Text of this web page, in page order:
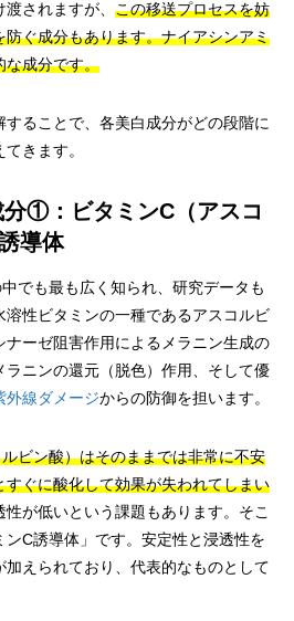
されますが、 この移送プロセスを妨
ぐ成分もあります。ナイアシンアミ
な成分です。
ることで、各美白成分がどの段階に
きます。
分①：ビタミンC（アスコ
導体
でも最も広く知られ、研究データも
溶性ビタミンの一種であるアスコルビ
ナーゼ阻害作用によるメラニン生成の
ニンの還元（脱色）作用、そして優
外線ダメージからの防御を担います。
ビン酸）はそのままでは非常に不安
ぐに酸化して効果が失われてしまい
性が低いという課題もあります。そこ
C誘導体」です。安定性と浸透性を
えられており、代表的なものとして